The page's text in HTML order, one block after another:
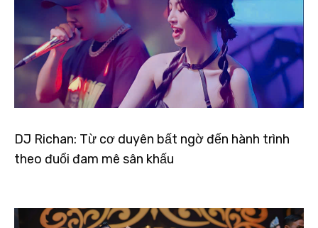
DJ Richan: Từ cơ duyên bất ngờ đến hành trình
theo đuổi đam mê sân khấu